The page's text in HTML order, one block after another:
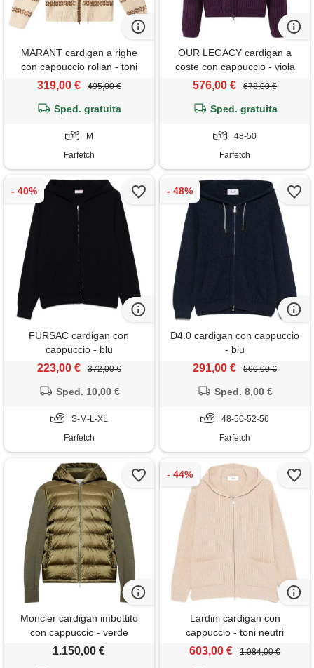
MARANT cardigan a righe
con cappuccio rolian - toni
neutri
319,00 € 495,00 €
Sped. gratuita
M
Farfetch
OUR LEGACY cardigan a
coste con cappuccio - viola
576,00 € 678,00 €
Sped. gratuita
48-50
Farfetch
FURSAC cardigan con
cappuccio - blu
223,00 € 372,00 €
Sped. 10,00 €
S-M-L-XL
Farfetch
D4.0 cardigan con cappuccio
- blu
291,00 € 560,00 €
Sped. 8,00 €
48-50-52-56
Farfetch
Moncler cardigan imbottito
con cappuccio - verde
1.150,00 €
Lardini cardigan con
cappuccio - toni neutri
603,00 € 1.084,00 €